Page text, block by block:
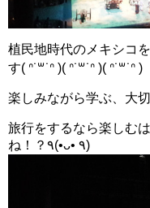
植民地時代のメキシコ
す( ᐢ˙꒳​˙ᐢ )( ᐢ˙꒳​˙ᐢ )( ᐢ˙꒳​˙ᐢ )
楽しみながら学ぶ、大
旅行をするなら楽しむ
ね！？٩(•ᴗ• ٩)